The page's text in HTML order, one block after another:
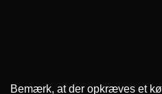
Bemærk, at der opkræves et